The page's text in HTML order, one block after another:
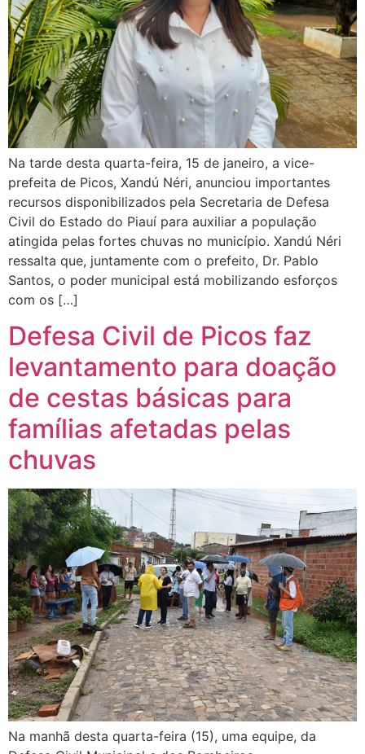
Na tarde desta quarta-feira, 15 de janeiro, a vice-
prefeita de Picos, Xandú Néri, anunciou importantes
recursos disponibilizados pela Secretaria de Defesa
Civil do Estado do Piauí para auxiliar a população
atingida pelas fortes chuvas no município. Xandú Néri
ressalta que, juntamente com o prefeito, Dr. Pablo
Santos, o poder municipal está mobilizando esforços
com os […]
Defesa Civil de Picos faz
levantamento para doação
de cestas básicas para
famílias afetadas pelas
chuvas
Na manhã desta quarta-feira (15), uma equipe, da